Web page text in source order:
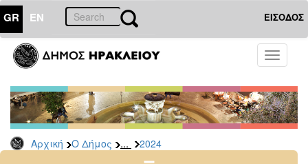
GR EN ΕΙΣΟΔΟΣ
Toggle
Αρχική Ο Δήμος ... 2024
ΔΗΜΟΣ
Δελτία
Τύπου
Αρχείο
2026